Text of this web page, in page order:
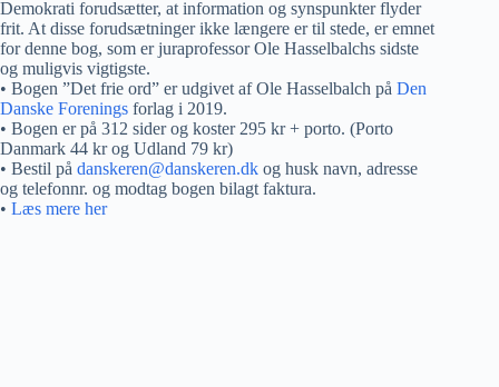
Demokrati forudsætter, at information og synspunkter flyder
frit. At disse forudsætninger ikke længere er til stede, er emnet
for denne bog, som er juraprofessor Ole Hasselbalchs sidste
og muligvis vigtigste.
• Bogen ”Det frie ord” er udgivet af Ole Hasselbalch på Den
Danske Forenings forlag i 2019.
• Bogen er på 312 sider og koster 295 kr + porto. (Porto
Danmark 44 kr og Udland 79 kr)
• Bestil på danskeren@danskeren.dk og husk navn, adresse
og telefonnr. og modtag bogen bilagt faktura.
• Læs mere her